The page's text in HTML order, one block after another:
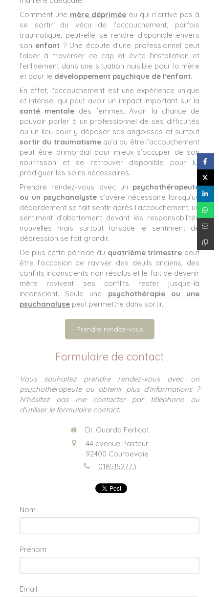
Comment une mère déprimée ou qui n’arrive pas à
se sortir du vécu de l’accouchement, parfois
traumatique, peut-elle se rendre disponible envers
son enfant ? Une écoute d'une professionnel peut
l'aider à traverser ce cap et évite l'installation et
l'enlisement dans une situation nuisible pour la mère
et pour le développement psychique de l'enfant.
En effet, l'accouchement est une expérience unique
et intense, qui peut avoir un impact important sur la
santé mentaledes femmes. Avoir la chance de
pouvoir parler à un professionnel de ses difficultés
ou un lieu pour y déposer ses angoisses et surtout
sortir du traumatisme qu’a pu être l’accouchement
peut être primordial pour mieux s’occuper de son
nourrisson et se retrouver disponible pour lui
prodiguer les soins nécessaires.
Prendre rendez-vous avec un psychothérapeute
ou un psychanalyste s’avère nécessaire lorsqu’un
débordement se fait sentir après l’accouchement, un
sentiment d’abattement devant les responsabilités
nouvelles mais surtout lorsque le sentiment de
dépression se fait grandir.
De plus cette période du quatrième trimestre peut
être l’occasion de raviver des deuils anciens, des
conflits inconscients non résolus et le fait de devenir
mère ravivent ses conflits rester jusque-là
inconscient. Seule une
psychothérapie ou une
psychanalyse peut permettre dans sortir.
Prendre rendez-vous
Formulaire de contact
Vous souhaitez prendre rendez-vous avec un
psychothérapeute ou obtenir plus d'informations ?
N'hésitez pas me contacter par téléphone ou
d'utiliser le formulaire contact.
Dr. Ouarda Ferlicot
44 avenue Pasteur
92400 Courbevoie
0185152773
Nom
Prénom
Email